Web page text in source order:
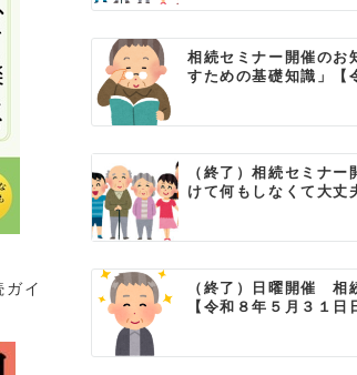
シ
ョ
ン
相続セミナー開催の
すための基礎知識」【
（終了）相続セミナ
けて何もしなくて大丈
（終了）日曜開催 相
【令和８年５月３１日
イ